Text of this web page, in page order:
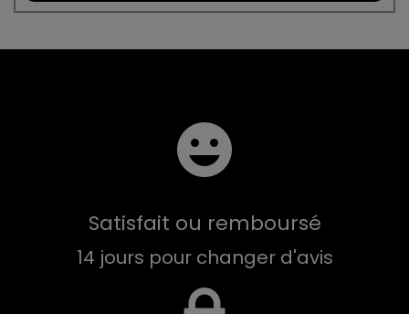
Satisfait ou remboursé
14 jours pour changer d'avis